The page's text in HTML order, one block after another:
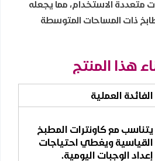
و4 شعلات متعددة الاستخدام، مما يجعله
ذات المساحات المتوسطة
هذا المنتج
الفائدة العملية
يتناسب مع كاونترات المطبخ
القياسية ويغطي احتياجات
إعداد الوجبات اليومية.